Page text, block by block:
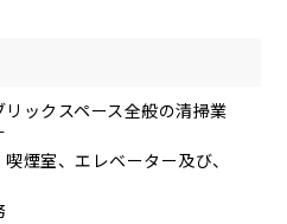
ックスペース全般の清掃業
煙室、エレベーター及び、